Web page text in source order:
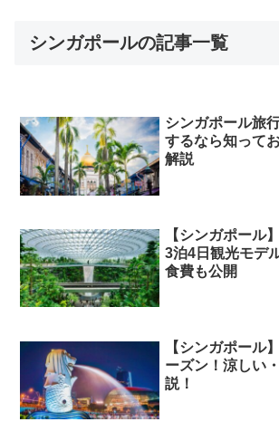
シンガポールの記事一覧
シンガポール旅
するなら知って
解説
【シンガポール
3泊4日観光モデ
食費も公開
【シンガポール
ーズン！涼しい
説！